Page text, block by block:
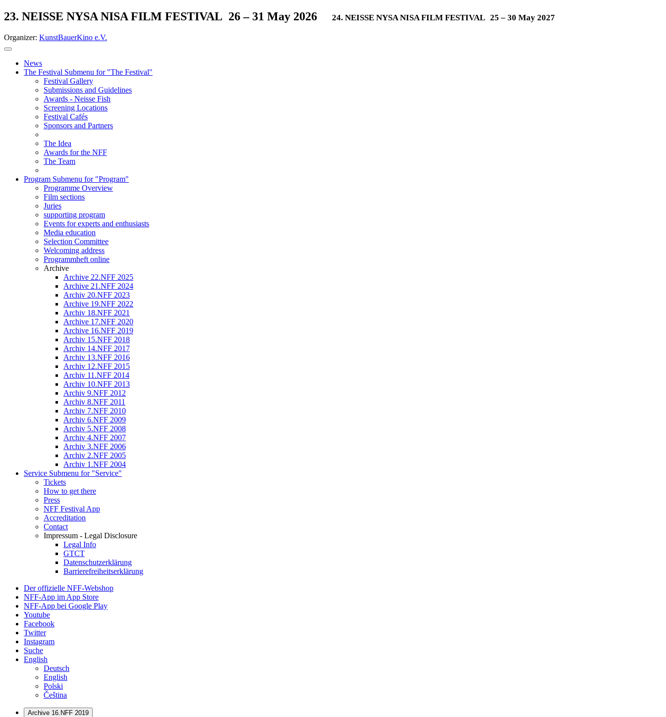
23. NEISSE NYSA NISA FILM FESTIVAL 26 – 31 May 2026 24. NEISSE NYSA NISA FILM FESTIVAL 25 – 30 May 2027
Organizer: KunstBauerKino e.V.
News
The Festival Submenu for "The Festival"
Festival Gallery
Submissions and Guidelines
Awards - Neisse Fish
Screening Locations
Festival Cafés
Sponsors and Partners
The Idea
Awards for the NFF
The Team
Program Submenu for "Program"
Programme Overview
Film sections
Juries
supporting program
Events for experts and enthusiasts
Media education
Selection Committee
Welcoming address
Programmheft online
Archive
Archive 22.NFF 2025
Archive 21.NFF 2024
Archiv 20.NFF 2023
Archive 19.NFF 2022
Archiv 18.NFF 2021
Archive 17.NFF 2020
Archive 16.NFF 2019
Archiv 15.NFF 2018
Archiv 14.NFF 2017
Archiv 13.NFF 2016
Archiv 12.NFF 2015
Archiv 11.NFF 2014
Archiv 10.NFF 2013
Archiv 9.NFF 2012
Archiv 8.NFF 2011
Archiv 7.NFF 2010
Archiv 6.NFF 2009
Archiv 5.NFF 2008
Archiv 4.NFF 2007
Archiv 3.NFF 2006
Archiv 2.NFF 2005
Archiv 1.NFF 2004
Service Submenu for "Service"
Tickets
How to get there
Press
NFF Festival App
Accreditation
Contact
Impressum - Legal Disclosure
Legal Info
GTCT
Datenschutzerklärung
Barrierefreiheitserklärung
Der offizielle NFF-Webshop
NFF-App im App Store
NFF-App bei Google Play
Youtube
Facebook
Twitter
Instagram
Suche
English
Deutsch
English
Polski
Čeština
Archive 16.NFF 2019